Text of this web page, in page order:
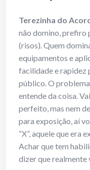
Terezinha do
não domino, prefiro
(risos). Quem
equipamentos e
facilidade e rapidez
público. O
entende da coisa.
perfeito, mas nem
para exposição, aí
“X”, aquele que era
Achar que tem
dizer que realmente